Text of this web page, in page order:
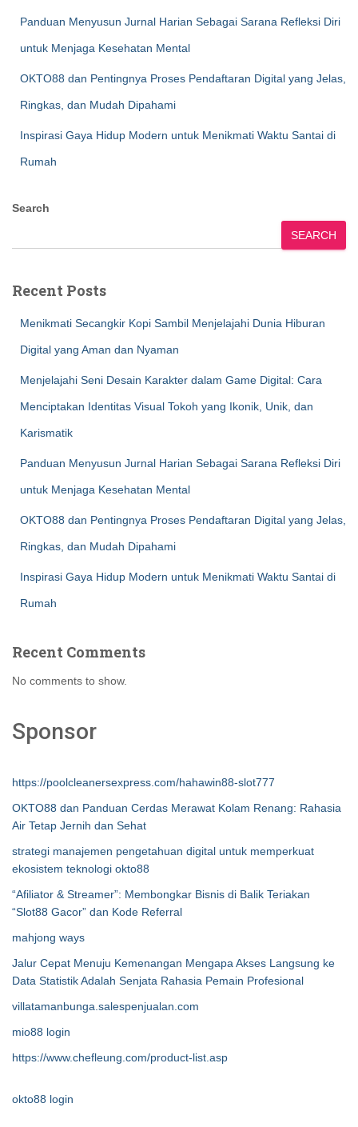
Panduan Menyusun Jurnal Harian Sebagai Sarana Refleksi Diri
untuk Menjaga Kesehatan Mental
OKTO88 dan Pentingnya Proses Pendaftaran Digital yang Jelas,
Ringkas, dan Mudah Dipahami
Inspirasi Gaya Hidup Modern untuk Menikmati Waktu Santai di
Rumah
Search
SEARCH
Recent Posts
Menikmati Secangkir Kopi Sambil Menjelajahi Dunia Hiburan
Digital yang Aman dan Nyaman
Menjelajahi Seni Desain Karakter dalam Game Digital: Cara
Menciptakan Identitas Visual Tokoh yang Ikonik, Unik, dan
Karismatik
Panduan Menyusun Jurnal Harian Sebagai Sarana Refleksi Diri
untuk Menjaga Kesehatan Mental
OKTO88 dan Pentingnya Proses Pendaftaran Digital yang Jelas,
Ringkas, dan Mudah Dipahami
Inspirasi Gaya Hidup Modern untuk Menikmati Waktu Santai di
Rumah
Recent Comments
No comments to show.
Sponsor
https://poolcleanersexpress.com/hahawin88-slot777
OKTO88 dan Panduan Cerdas Merawat Kolam Renang: Rahasia
Air Tetap Jernih dan Sehat
strategi manajemen pengetahuan digital untuk memperkuat
ekosistem teknologi okto88
“Afiliator & Streamer”: Membongkar Bisnis di Balik Teriakan
“Slot88 Gacor” dan Kode Referral
mahjong ways
Jalur Cepat Menuju Kemenangan Mengapa Akses Langsung ke
Data Statistik Adalah Senjata Rahasia Pemain Profesional
villatamanbunga.salespenjualan.com
mio88 login
https://www.chefleung.com/product-list.asp
okto88 login